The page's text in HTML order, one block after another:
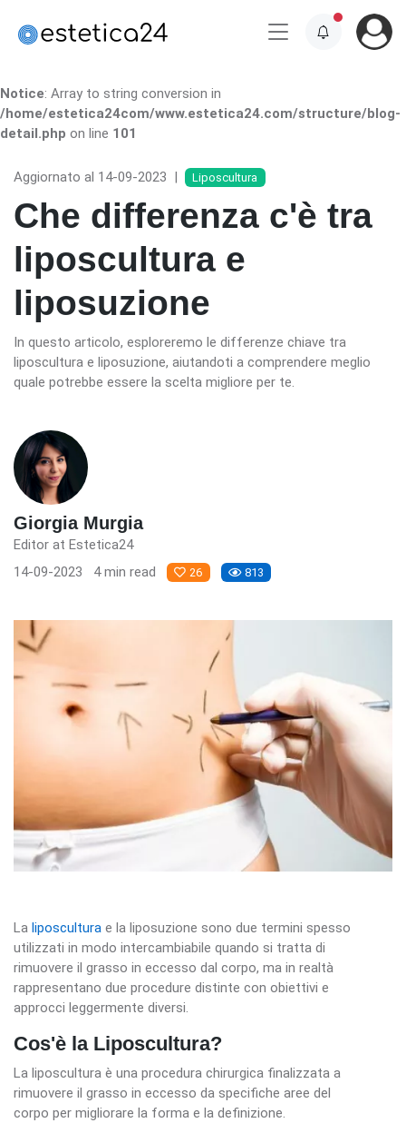
Notice: Array to string conversion in
/home/estetica24com/www.estetica24.com/structure/blog-
detail.php on line 101
Giorgia Murgia
Editor at Estetica24
14-09-2023
4 min read 26 813
Aggiornato al 14-09-2023 | Liposcultura
Che differenza c'è tra
liposcultura e
liposuzione
In questo articolo, esploreremo le differenze chiave tra
liposcultura e liposuzione, aiutandoti a comprendere meglio
quale potrebbe essere la scelta migliore per te.
La liposcultura e la liposuzione sono due termini spesso
utilizzati in modo intercambiabile quando si tratta di
rimuovere il grasso in eccesso dal corpo, ma in realtà
rappresentano due procedure distinte con obiettivi e
approcci leggermente diversi.
Cos'è la Liposcultura?
La liposcultura è una procedura chirurgica finalizzata a
rimuovere il grasso in eccesso da specifiche aree del
corpo per migliorare la forma e la definizione.